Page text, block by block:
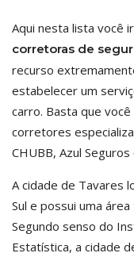
Aqui nesta lista você
corretoras de
recurso
estabelecer um
carro. Basta que
corretores
CHUBB, Azul
A cidade de Tavares
Sul e possui uma
Segundo senso do
Estatística, a cidade